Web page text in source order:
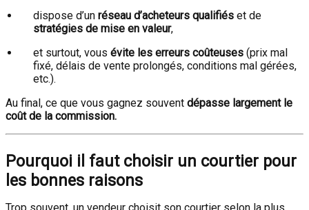
dispose d’un réseau d’acheteurs qualifiés et de
stratégies de mise en valeur,
et surtout, vous évite les erreurs coûteuses (prix mal
fixé, délais de vente prolongés, conditions mal gérées,
etc.).
Au final, ce que vous gagnez souvent dépasse largement le
coût de la commission.
Pourquoi il faut choisir un courtier pour
les bonnes raisons